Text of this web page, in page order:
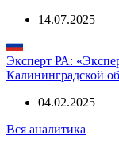
14.07.2025
Эксперт РА:
Калининградской
04.02.2025
Вся аналитика